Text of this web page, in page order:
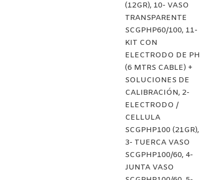
(12GR), 10- VASO
TRANSPARENTE
SCGPHP60/100, 11-
KIT CON
ELECTRODO DE PH
(6 MTRS CABLE) +
SOLUCIONES DE
CALIBRACIÓN, 2-
ELECTRODO /
CELLULA
SCGPHP100 (21GR),
3- TUERCA VASO
SCGPHP100/60, 4-
JUNTA VASO